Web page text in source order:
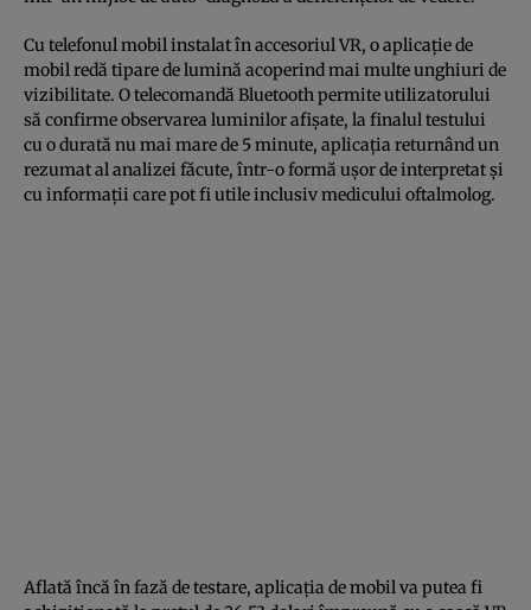
Cu telefonul mobil instalat în accesoriul VR, o aplicaţie de
mobil redă tipare de lumină acoperind mai multe unghiuri de
vizibilitate. O telecomandă Bluetooth permite utilizatorului
să confirme observarea luminilor afişate, la finalul testului
cu o durată nu mai mare de 5 minute, aplicaţia returnând un
rezumat al analizei făcute, într-o formă uşor de interpretat şi
cu informaţii care pot fi utile inclusiv medicului oftalmolog.
Aflată încă în fază de testare, aplicaţia de mobil va putea fi